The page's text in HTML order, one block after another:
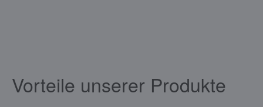
Vorteile unserer Produkte